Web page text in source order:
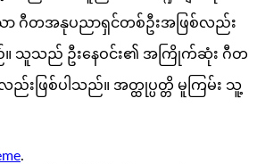
ော ဂီတအနုပညာရှင်တစ်ဦးအဖြစ်လည်း
သူသည် ဦးနေဝင်း၏ အကြိုက်ဆုံး ဂီတ
ည်းဖြစ်ပါသည်။ အတ္ထုပ္ပတ္တိ မူကြမ်း သူ့
.